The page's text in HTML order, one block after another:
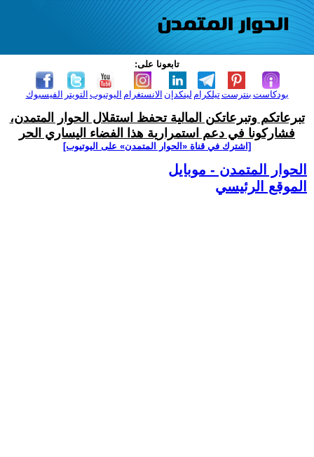
تابعونا على:
الفيسبوك التويتر اليوتيوب الانستغرام لينكدإن تيلكرامبنترست بودكاست
تبرعاتكم وتبرعاتكن المالية تحفظ استقلال الحوار المتمدن،
فشاركونا في دعم استمرارية هذا الفضاء اليساري الحر
[اشترك في قناة ‫«الحوار المتمدن» على اليوتيوب]
الحوار المتمدن - موبايل
الموقع الرئيسي